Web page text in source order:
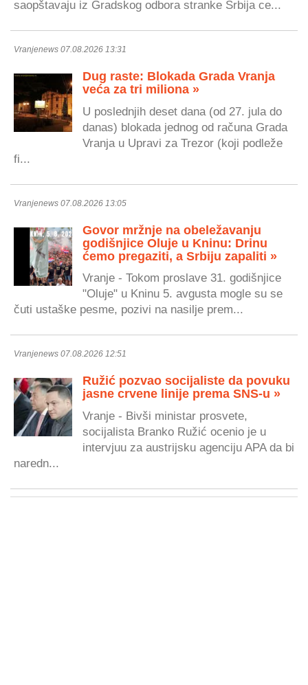
saopštavaju iz Gradskog odbora stranke Srbija ce...
Vranjenews 07.08.2026 13:31
Dug raste: Blokada Grada Vranja
veća za tri miliona »
U poslednjih deset dana (od 27. jula do
danas) blokada jednog od računa Grada
Vranja u Upravi za Trezor (koji podleže
fi...
Vranjenews 07.08.2026 13:05
Govor mržnje na obeležavanju
godišnjice Oluje u Kninu: Drinu
ćemo pregaziti, a Srbiju zapaliti »
Vranje - Tokom proslave 31. godišnjice
"Oluje" u Kninu 5. avgusta mogle su se
čuti ustaške pesme, pozivi na nasilje prem...
Vranjenews 07.08.2026 12:51
Ružić pozvao socijaliste da povuku
jasne crvene linije prema SNS-u »
Vranje - Bivši ministar prosvete,
socijalista Branko Ružić ocenio je u
intervjuu za austrijsku agenciju APA da bi
naredn...